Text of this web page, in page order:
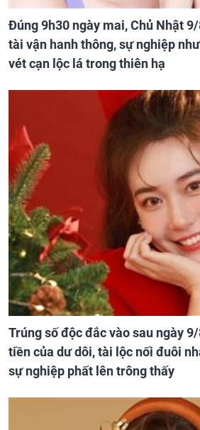
Đúng 9h30 ngày mai, Chủ Nhật
tài vận hanh thông, sự nghiệp
vét cạn lộc lá trong thiên hạ
Trúng số độc đắc vào sau ngày
tiền của dư dôi, tài lộc nối đuôi
sự nghiệp phất lên trông thấy